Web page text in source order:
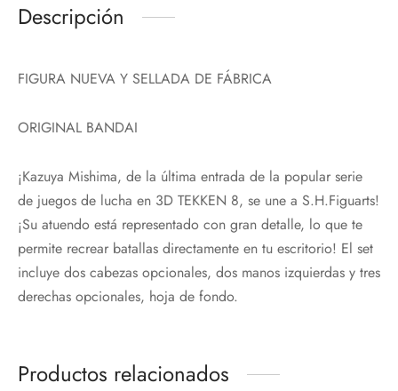
Descripción
FIGURA NUEVA Y SELLADA DE FÁBRICA
ORIGINAL BANDAI
¡Kazuya Mishima, de la última entrada de la popular serie
de juegos de lucha en 3D TEKKEN 8, se une a S.H.Figuarts!
¡Su atuendo está representado con gran detalle, lo que te
permite recrear batallas directamente en tu escritorio! El set
incluye dos cabezas opcionales, dos manos izquierdas y tres
derechas opcionales, hoja de fondo.
Productos relacionados